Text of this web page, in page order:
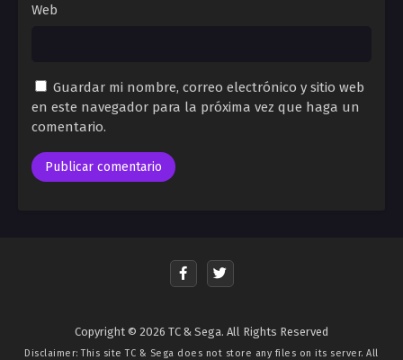
Web
Guardar mi nombre, correo electrónico y sitio web
en este navegador para la próxima vez que haga un
comentario.
Copyright © 2026 TC & Sega. All Rights Reserved
Disclaimer: This siteTC & Sega does not store any files on its server. All